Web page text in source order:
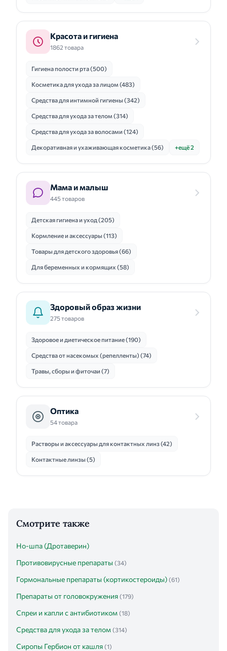
Красота и гигиена
1862 товара
Гигиена полости рта (500)
Косметика для ухода за лицом (483)
Средства для интимной гигиены (342)
Средства для ухода за телом (314)
Средства для ухода за волосами (124)
Декоративная и ухаживающая косметика (56) +ещё 2
Мама и малыш
445 товаров
Детская гигиена и уход (205)
Кормление и аксессуары (113)
Товары для детского здоровья (66)
Для беременных и кормящих (58)
Здоровый образ жизни
275 товаров
Здоровое и диетическое питание (190)
Средства от насекомых (репелленты) (74)
Травы, сборы и фиточаи (7)
Оптика
54 товара
Растворы и аксессуары для контактных линз (42)
Контактные линзы (5)
Смотрите также
Но-шпа (Дротаверин)
Противовирусные препараты (34)
Гормональные препараты (кортикостероиды) (61)
Препараты от головокружения (179)
Спреи и капли с антибиотиком (18)
Средства для ухода за телом (314)
Сиропы Гербион от кашля (1)